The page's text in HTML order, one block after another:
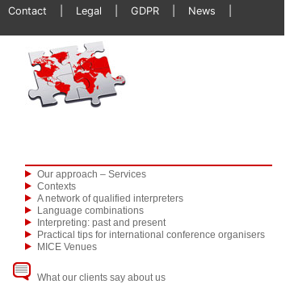
Contact Legal GDPR
News
Our approach – Services
Contexts
A network of qualified interpreters
Language combinations
Interpreting: past and present
Practical tips for international conference organisers
MICE Venues
What our clients say about us